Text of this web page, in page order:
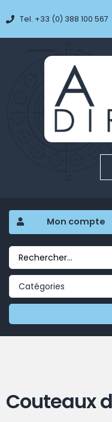
Tel. +33 (0) 388 100 567
Mon compte
Couteaux